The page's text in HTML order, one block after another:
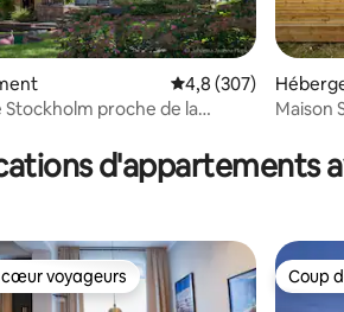
base de 117 commentaires : 4,98 sur 5
Évaluation moyenne
4,8 (307)
Stockholm proche de la
Maison
d'appartements
cœur voyageurs
voyageurs Coup
Coup